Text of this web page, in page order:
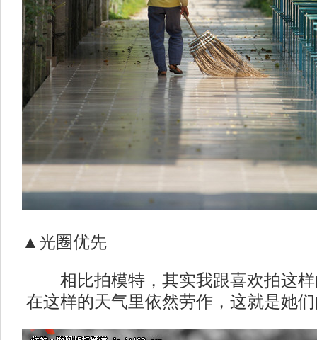
▲光圈优先
相比拍模特，其实我跟喜欢拍这样
在这样的天气里依然劳作，这就是她